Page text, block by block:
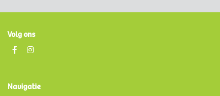
Volg ons
Navigatie